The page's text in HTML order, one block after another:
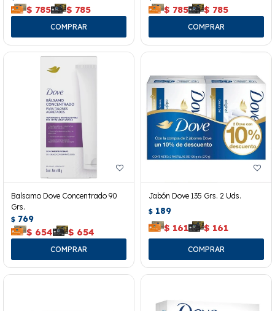
$ 785 $ 785 $ 785 $ 785
Balsamo Dove Concentrado 90
Grs.
$ 769
$ 654 $ 654
Jabón Dove 135 Grs. 2 Uds.
$ 189
$ 161 $ 161